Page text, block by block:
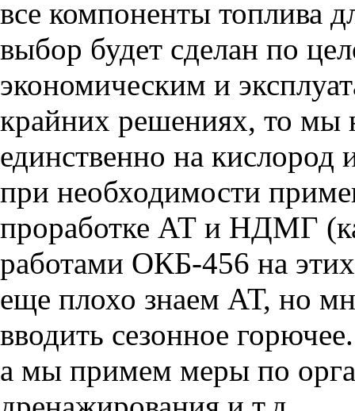
все компоненты топлива
выбор будет сделан по
экономическим и
крайних решениях, то мы
единственно на кислород
при необходимости
проработке АТ и НДМГ
работами ОКБ-456 на
еще плохо знаем АТ, но
вводить сезонное
а мы примем меры по